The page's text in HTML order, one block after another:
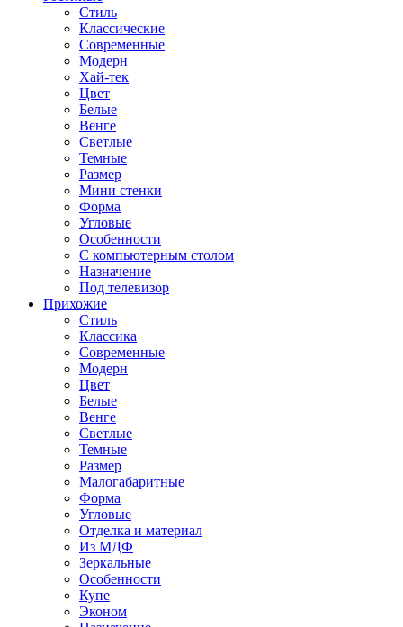
Стиль
Классические
Современные
Модерн
Хай-тек
Цвет
Белые
Венге
Светлые
Темные
Размер
Мини стенки
Форма
Угловые
Особенности
С компьютерным столом
Назначение
Под телевизор
Прихожие
Стиль
Классика
Современные
Модерн
Цвет
Белые
Венге
Светлые
Темные
Размер
Малогабаритные
Форма
Угловые
Отделка и материал
Из МДФ
Зеркальные
Особенности
Купе
Эконом